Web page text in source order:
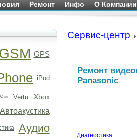
Ремонт Инфо О Компании
GSM GPS
iPod
Vaio Vertu
Xbox
Автоакустика
Аудио
Сервис-центр
Ремонт
Panasonic
Диагностика